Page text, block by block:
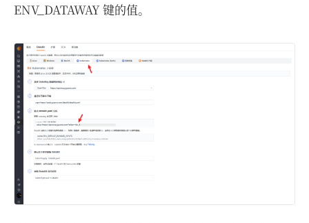
ENV_DATAWAY 键的值。